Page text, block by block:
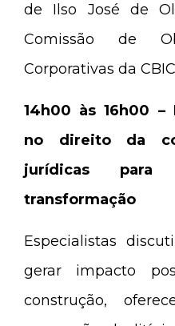
de Ilso José de
Comissão de
Corporativas da
14h00 às 16h00 –
no direito da
jurídicas
transformação
Especialistas
gerar impacto
construção,